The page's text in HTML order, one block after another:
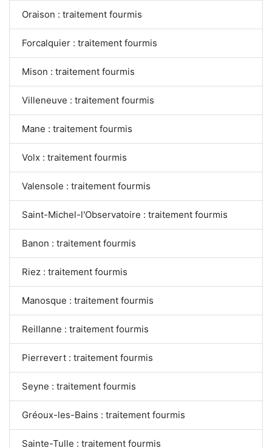
Oraison : traitement fourmis
Forcalquier : traitement fourmis
Mison : traitement fourmis
Villeneuve : traitement fourmis
Mane : traitement fourmis
Volx : traitement fourmis
Valensole : traitement fourmis
Saint-Michel-l'Observatoire : traitement fourmis
Banon : traitement fourmis
Riez : traitement fourmis
Manosque : traitement fourmis
Reillanne : traitement fourmis
Pierrevert : traitement fourmis
Seyne : traitement fourmis
Gréoux-les-Bains : traitement fourmis
Sainte-Tulle : traitement fourmis